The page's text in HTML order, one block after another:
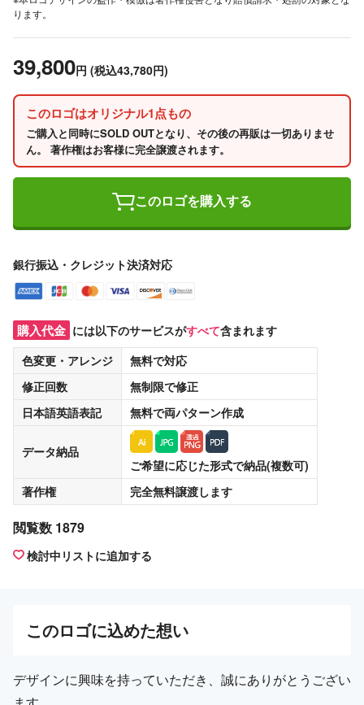
ります。
39,800円 (税込43,780円)
このロゴはオリジナル1点もの
ご購入と同時にSOLD OUTとなり、その後の再販は一切ありませ
ん。 著作権はお客様に完全譲渡されます。
このロゴを購入する
銀行振込・クレジット決済対応
購入代金 には以下のサービスがすべて含まれます
色変更・アレンジ
無料で対応
修正回数
無制限で修正
日本語英語表記
無料で両パターン作成
データ納品
ご希望に応じた形式で納品(複数可)
著作権
完全無料譲渡します
閲覧数 1879
検討中リストに追加する
このロゴに込めた想い
デザインに興味を持っていただき、誠にありがとうござい